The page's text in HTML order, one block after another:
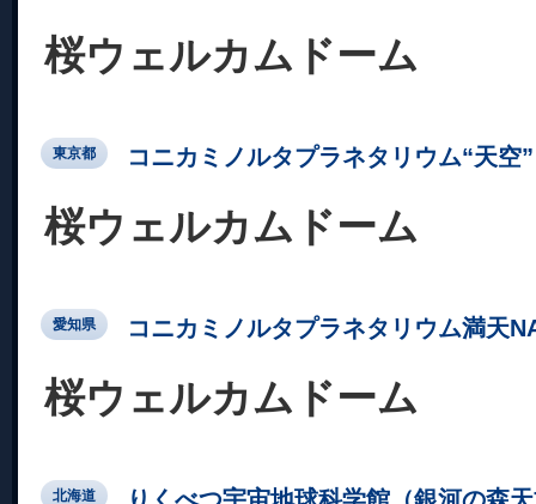
桜ウェルカムドーム
東京都 コニカミノルタプラネタリウム“天
桜ウェルカムドーム
愛知県 コニカミノルタプラネタリウム満天
桜ウェルカムドーム
北海道